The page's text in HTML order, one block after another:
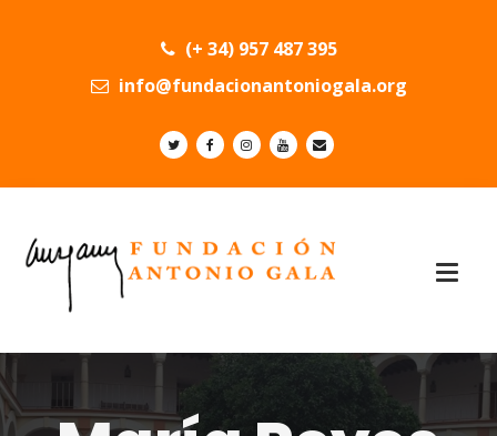
(+ 34) 957 487 395
info@fundacionantoniogala.org